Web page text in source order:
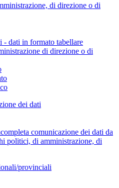
di direzione o di
dati in formato tabellare
di direzione o di
dei dati
comunicazione dei dati da
politici, di amministrazione, di
provinciali